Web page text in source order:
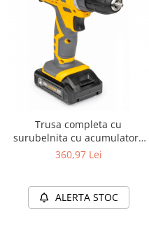
Trusa completa cu
surubelnita cu acumulator+
92 de accesorii PM-WA-20V1-
360,97 Lei
ALERTA STOC